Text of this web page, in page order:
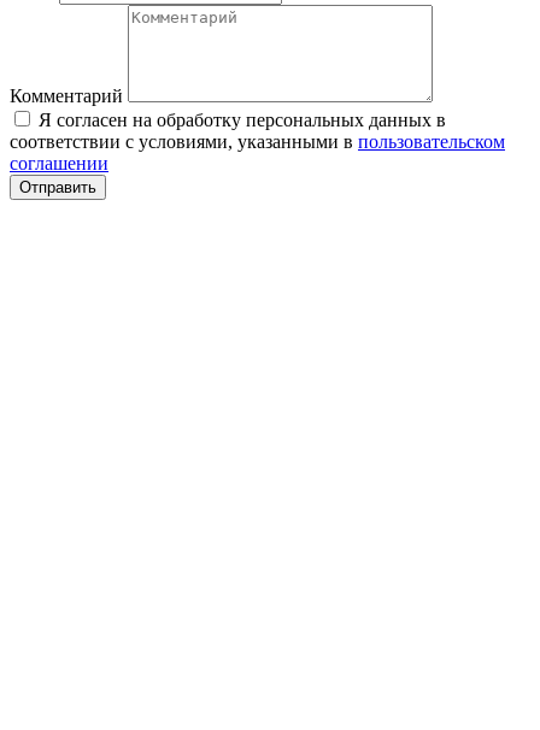
Комментарий
Я согласен на обработку персональных данных в
соответствии с условиями, указанными в пользовательском
соглашении